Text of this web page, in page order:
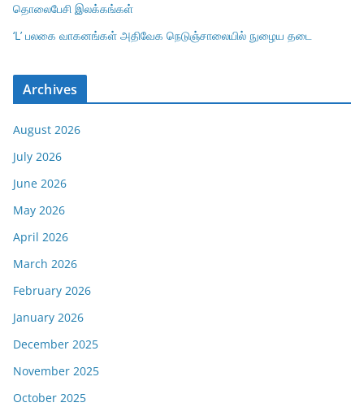
தொலைபேசி இலக்கங்கள்
‘L’ பலகை வாகனங்கள் அதிவேக நெடுஞ்சாலையில் நுழைய தடை
Archives
August 2026
July 2026
June 2026
May 2026
April 2026
March 2026
February 2026
January 2026
December 2025
November 2025
October 2025